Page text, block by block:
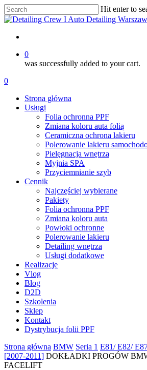
Skip
to
content
Hit enter to
Close
0
was successfully added to your cart.
Menu
account
0
Strona główna
Usługi
Folia ochronna PPF
Zmiana koloru auta folią
Ceramiczna ochrona lakieru
Polerowanie lakieru
Pielęgnacja wnętrza
Myjnia SPA
Przyciemnianie szyb
Cennik
Najczęściej wybierane
Pakiety
Folia ochronna PPF
Zmiana koloru auta
Powłoki ochronne
Polerowanie lakieru
Detailing wnętrza
Usługi dodatkowe
Realizacje
Vlog
Blog
D2D
Szkolenia
Sklep
Kontakt
Dystrybucja folii PPF
Strona główna BMW Seria 1 E81/ E82/
[2007-2011] DOKŁADKI PROGÓW
FACELIFT